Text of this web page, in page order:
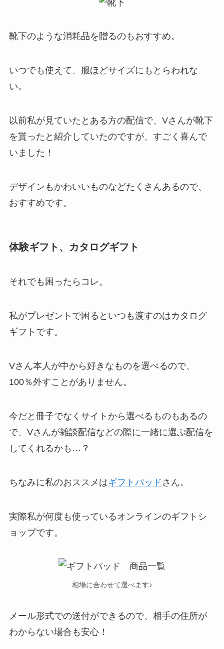
靴下のような消耗品を贈るのもおすすめ。
いつでも使えて、服ほどサイズにもとらわれな
い。
以前私が見ていたとある方の配信で、Vさんが靴下
を貰ったと紹介していたのですが、すごく喜んで
いました！
デザインもかわいいものなどたくさんあるので、
おすすめです。
体験ギフト、カタログギフト
それでも困ったらコレ。
私がプレゼントで困るといつも渡すのはカタログ
ギフト です。
Vさん本人が中から好きなものを選べるので、
100％外すことがありません。
今だと冊子でなくサイトから選べるものもあるの
で、Vさんが雑談配信などの際に一緒に選ぶ配信を
してくれるかも…？
ちなみに私のおススメはギフトパッド さん。
実際私が何度も使っているオンラインのギフトシ
ョップです。
相場に合わせて選べます♪
メール形式での送付ができるので、相手の住所が
わからない場合も安心！